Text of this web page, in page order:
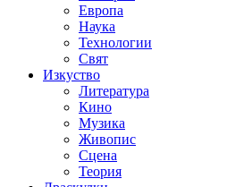
Европа
Наука
Технологии
Свят
Изкуство
Литература
Кино
Музика
Живопис
Сцена
Теория